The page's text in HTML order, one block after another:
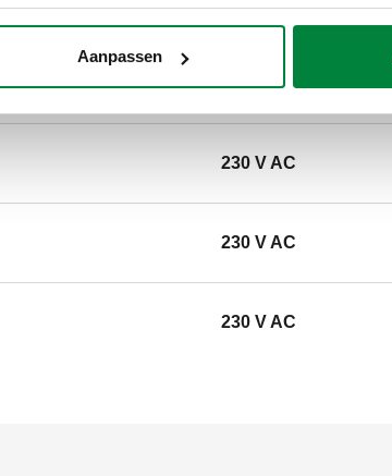
Aanpassen
CODE IN ANALYSEFASE
230 V AC
230 V AC
230 V AC